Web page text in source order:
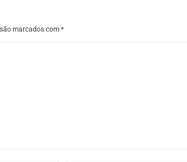
marcados com*